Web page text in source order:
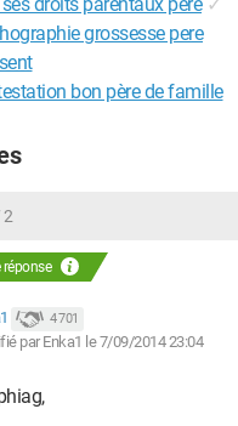
grossesse pere
bon père de famille
2
réponse
4 701
par Enka1 le 7/09/2014 23:04